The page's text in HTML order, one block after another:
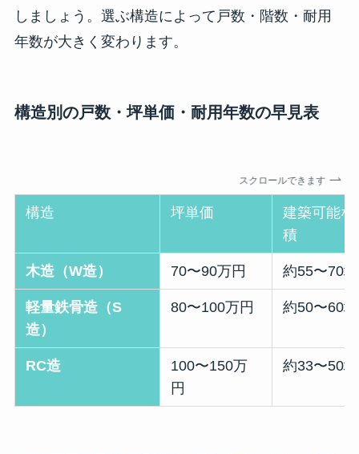
しましょう。選ぶ構造によって戸数・階数・耐用
年数が大きく変わります。
構造別の戸数・坪単価・耐用年数の早見表
スクロールできます
構造 坪単価
建築可能な
積
木造（W造） 70〜90万円 約55〜70坪
軽量鉄骨造（S
造）
80〜100万円 約50〜60坪
RC造
100〜150万
円
約33〜50坪